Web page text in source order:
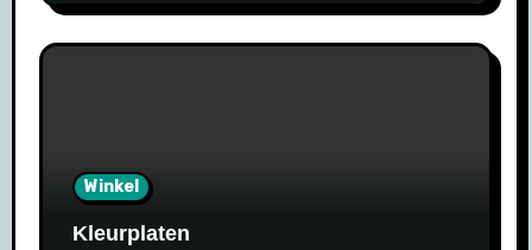
Winkel
Kleurplaten